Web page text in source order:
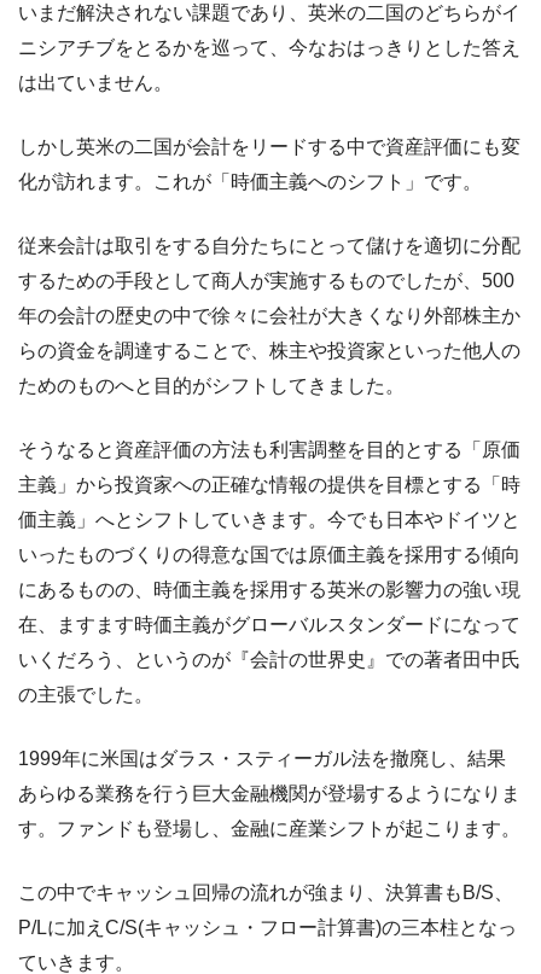
いまだ解決されない課題であり、英米の二国のどちらがイ
ニシアチブをとるかを巡って、今なおはっきりとした答え
は出ていません。
しかし英米の二国が会計をリードする中で資産評価にも変
化が訪れます。これが「時価主義へのシフト」です。
従来会計は取引をする自分たちにとって儲けを適切に分配
するための手段として商人が実施するものでしたが、500
年の会計の歴史の中で徐々に会社が大きくなり外部株主か
らの資金を調達することで、株主や投資家といった他人の
ためのものへと目的がシフトしてきました。
そうなると資産評価の方法も利害調整を目的とする「原価
主義」から投資家への正確な情報の提供を目標とする「時
価主義」へとシフトしていきます。今でも日本やドイツと
いったものづくりの得意な国では原価主義を採用する傾向
にあるものの、時価主義を採用する英米の影響力の強い現
在、ますます時価主義がグローバルスタンダードになって
いくだろう、というのが『会計の世界史』での著者田中氏
の主張でした。
1999年に米国はダラス・スティーガル法を撤廃し、結果
あらゆる業務を行う巨大金融機関が登場するようになりま
す。ファンドも登場し、金融に産業シフトが起こります。
この中でキャッシュ回帰の流れが強まり、決算書もB/S、
P/Lに加えC/S(キャッシュ・フロー計算書)の三本柱となっ
ていきます。